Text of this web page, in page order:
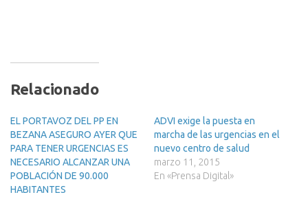
Relacionado
EL PORTAVOZ DEL PP EN
BEZANA ASEGURO AYER QUE
PARA TENER URGENCIAS ES
NECESARIO ALCANZAR UNA
POBLACIÓN DE 90.000
HABITANTES
ADVI exige la puesta en
marcha de las urgencias en el
nuevo centro de salud
marzo 11, 2015
En «Prensa Digital»